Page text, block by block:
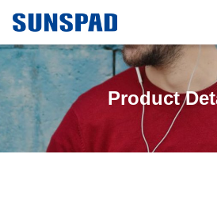
Product